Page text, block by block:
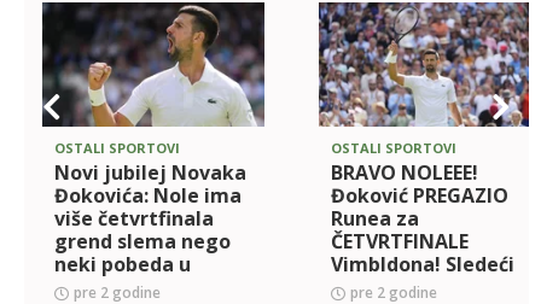
OSTALI SPORTOVI
Novi jubilej Novaka
Đokovića: Nole ima
više četvrtfinala
grend slema nego
neki pobeda u
KARIJERI!
pre 2 godine
OSTALI SPORTOVI
BRAVO NOLEEE!
Đoković PREGAZIO
Runea za
ČETVRTFINALE
Vimbldona! Sledeći
je Aleks de Minor!
pre 2 godine